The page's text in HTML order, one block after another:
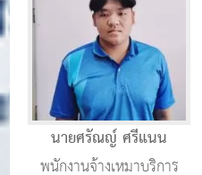
นายศรัณญ์ ศรีแนน
พนักงานจ้างเหมาบริการ